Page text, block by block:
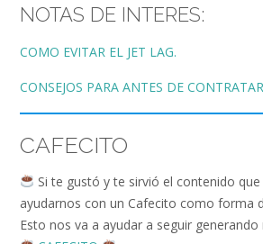
NOTAS DE INTERES:
COMO EVITAR EL JET LAG.
CONSEJOS PARA ANTES DE
CAFECITO
Si te gustó y te sirvió el contenido
ayudarnos con un Cafecito como forma
Esto nos va a ayudar a seguir